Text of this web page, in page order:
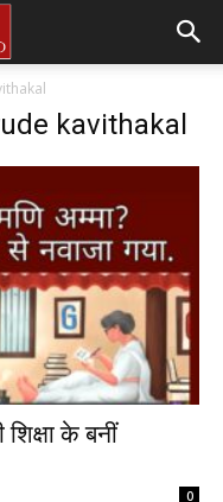
kavithakal
के बनीं
0